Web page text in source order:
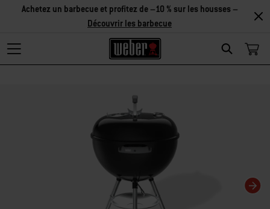
Search
Achetez un barbecue et profitez de –10 % sur les housses –
Découvrir les barbecue